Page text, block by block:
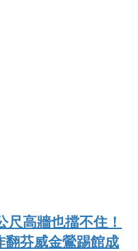
尺高牆也擋不住！
翻芬威金鶯踢館成